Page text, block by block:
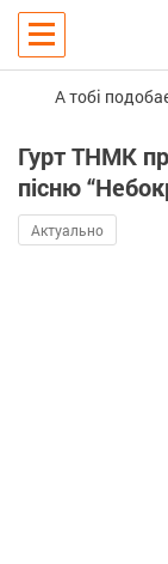
А тобі
Гурт ТНМК
пісню
Актуально